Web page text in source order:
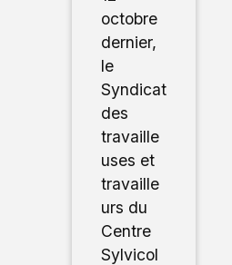
octobre
dernier,
le
Syndicat
des
travaille
uses et
travaille
urs du
Centre
Sylvicol